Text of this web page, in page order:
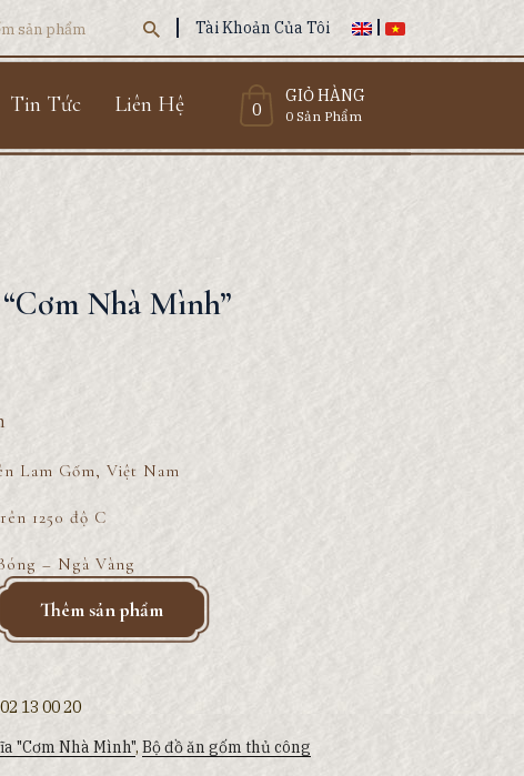
Tài Khoản Của Tôi
Tin Tức Liên Hệ 0
GIỎ HÀNG
0 Sản Phẩm
Nhà Mình”
Lam Gốm, Việt Nam
1250 độ C
– Ngà Vàng
Thêm sản phẩm
13 00 20
"Cơm Nhà Mình", Bộ đồ ăn gốm thủ công